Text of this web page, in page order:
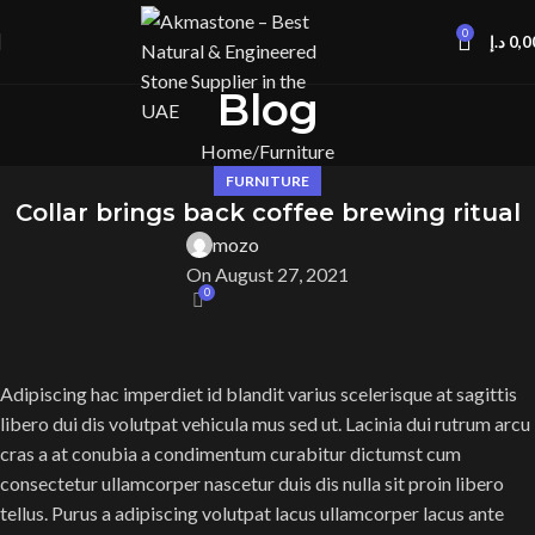
0 د.إ
Blog
Home Furniture
FURNITURE
Collar brings back coffee brewing ritual
mozo
On August 27, 2021
0
Adipiscing hac imperdiet id blandit varius scelerisque at sagittis
libero dui dis volutpat vehicula mus sed ut. Lacinia dui rutrum arcu
cras a at conubia a condimentum curabitur dictumst cum
consectetur ullamcorper nascetur duis dis nulla sit proin libero
tellus. Purus a adipiscing volutpat lacus ullamcorper lacus ante